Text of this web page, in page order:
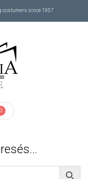
costumers since 1957
0